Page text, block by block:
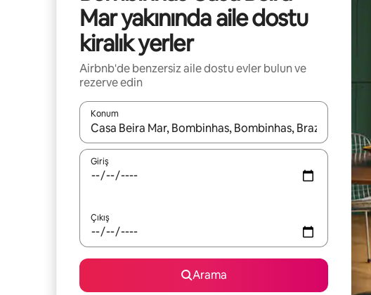
Mar yakınında aile dostu
kiralık yerler
Airbnb'de benzersiz aile dostu evler bulun ve
rezerve edin
Konum
Sonuçlar kullanılabilir olduğunda yukarı ve aşağı oklarıyla
Giriş
Çıkış
Arama